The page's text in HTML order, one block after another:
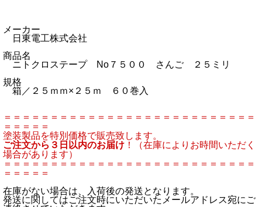
メーカー
日東電工株式会社
商品名
ニトクロステープ No７５００ さんご ２５ミリ
規格
箱／２５ｍｍ×２５ｍ ６０巻入
＝＝＝＝＝＝＝＝＝＝＝＝＝＝＝＝＝＝＝＝＝＝＝＝＝＝＝
＝＝＝＝＝
塗装製品を特別価格で販売致します。
ご注文から３日以内のお届け ！（在庫によりお時間いただく
場合があります）
＝＝＝＝＝＝＝＝＝＝＝＝＝＝＝＝＝＝＝＝＝＝＝＝＝＝＝
＝＝＝＝＝
在庫がない場合は、入荷後の発送となります。
発送に関してはご注文時にいただいたメールアドレス宛にご